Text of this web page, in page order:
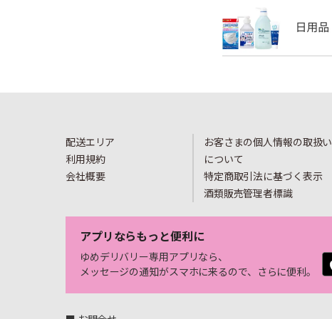
配送エリア
利用規約
会社概要
お客さまの個人情報の取扱い
について
特定商取引法に基づく表示
酒類販売管理者標識
アプリならもっと便利に
ゆめデリバリー専用アプリなら、
メッセージの通知がスマホに来るので、さらに便利。